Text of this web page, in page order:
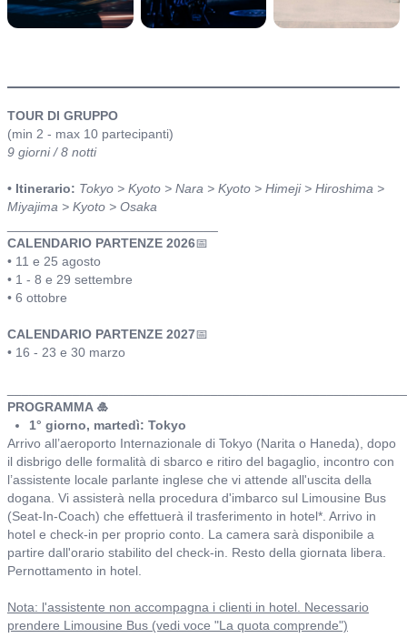
TOUR DI GRUPPO
(min 2 - max 10 partecipanti)
9 giorni / 8 notti
• Itinerario: Tokyo > Kyoto > Nara > Kyoto > Himeji > Hiroshima >
Miyajima > Kyoto > Osaka
CALENDARIO PARTENZE 2026📅
• 11 e 25 agosto
• 1 - 8 e 29 settembre
• 6 ottobre
CALENDARIO PARTENZE 2027📅
• 16 - 23 e 30 marzo
PROGRAMMA 🎍
1° giorno, martedì: Tokyo
Arrivo all’aeroporto Internazionale di Tokyo (Narita o Haneda), dopo
il disbrigo delle formalità di sbarco e ritiro del bagaglio, incontro con
l’assistente locale parlante inglese che vi attende all'uscita della
dogana. Vi assisterà nella procedura d'imbarco sul Limousine Bus
(Seat-In-Coach) che effettuerà il trasferimento in hotel*. Arrivo in
hotel e check-in per proprio conto. La camera sarà disponibile a
partire dall'orario stabilito del check-in. Resto della giornata libera.
Pernottamento in hotel.
Nota: l'assistente non accompagna i clienti in hotel. Necessario
prendere Limousine Bus (vedi voce "La quota comprende")